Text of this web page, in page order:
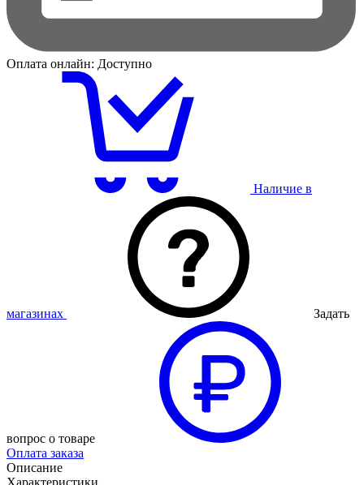
Оплата онлайн: Доступно
Наличие в
магазинах Задать
вопрос о товаре
Оплата заказа
Описание